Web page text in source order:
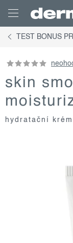
obsah
TEST BONUS
skin
hydratační